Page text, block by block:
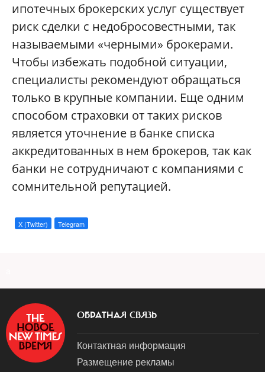
ипотечных брокерских услуг существует
риск сделки с недобросовестными, так
называемыми «черными» брокерами.
Чтобы избежать подобной ситуации,
специалисты рекомендуют обращаться
только в крупные компании. Еще одним
способом страховки от таких рисков
является уточнение в банке списка
аккредитованных в нем брокеров, так как
банки не сотрудничают с компаниями с
сомнительной репутацией.
X (Twitter) Telegram
ОБРАТНАЯ СВЯЗЬ
Контактная информация
Размещение рекламы